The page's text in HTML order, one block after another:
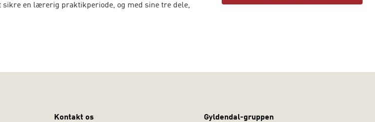
en lærerig praktikperiode, og med sine tre dele,
Kontakt os Gyldendal-gruppen